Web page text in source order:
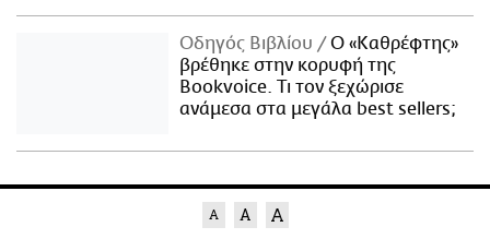
Οδηγός Βιβλίου
Ο «Καθρέφτης»
βρέθηκε στην κορυφή της
Bookvoice. Τι τον ξεχώρισε
ανάμεσα στα μεγάλα best sellers;